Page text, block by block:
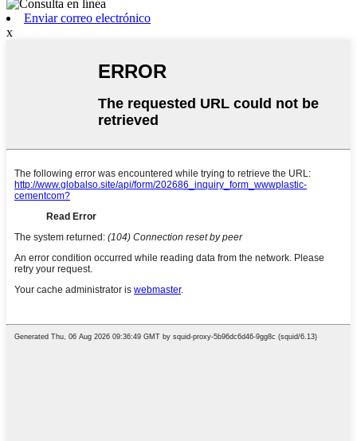
Enviar correo electrónico
x